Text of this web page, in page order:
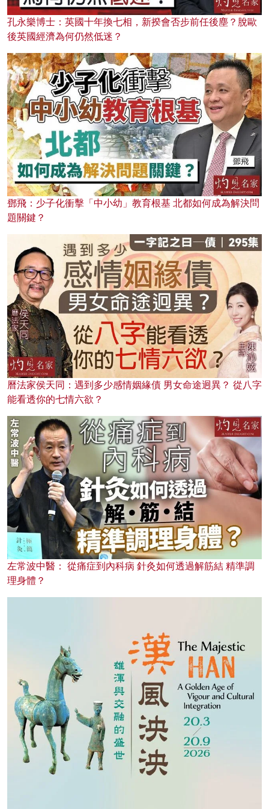
孔永樂博士：英國十年換七相，新揆會否步前任後塵？脫歐
後英國經濟為何仍然低迷？
鄧飛：少子化衝擊「中小幼」教育根基 北都如何成為解決問
題關鍵？
曆法家侯天同：遇到多少感情姻緣債 男女命途迥異？ 從八字
能看透你的七情六欲？
左常波中醫： 從痛症到內科病 針灸如何透過解筋結 精準調
理身體？